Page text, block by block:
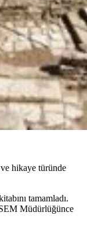
hikaye türünde
tamamladı.
Müdürlüğünce